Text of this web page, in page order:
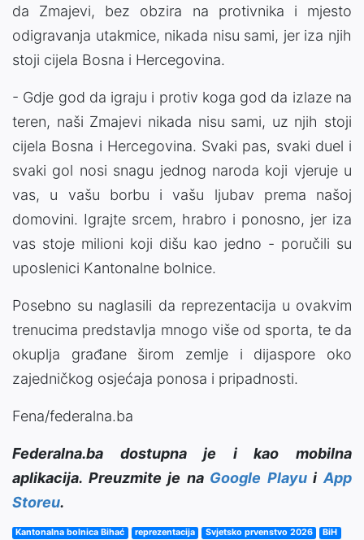
da Zmajevi, bez obzira na protivnika i mjesto
odigravanja utakmice, nikada nisu sami, jer iza njih
stoji cijela Bosna i Hercegovina.
- Gdje god da igraju i protiv koga god da izlaze na
teren, naši Zmajevi nikada nisu sami, uz njih stoji
cijela Bosna i Hercegovina. Svaki pas, svaki duel i
svaki gol nosi snagu jednog naroda koji vjeruje u
vas, u vašu borbu i vašu ljubav prema našoj
domovini. Igrajte srcem, hrabro i ponosno, jer iza
vas stoje milioni koji dišu kao jedno - poručili su
uposlenici Kantonalne bolnice.
Posebno su naglasili da reprezentacija u ovakvim
trenucima predstavlja mnogo više od sporta, te da
okuplja građane širom zemlje i dijaspore oko
zajedničkog osjećaja ponosa i pripadnosti.
Fena/federalna.ba
Federalna.ba dostupna je i kao mobilna
aplikacija. Preuzmite je na Google PlayuiApp
Storeu.
Kantonalna bolnica Bihać reprezentacija Svjetsko prvenstvo 2026
BiH